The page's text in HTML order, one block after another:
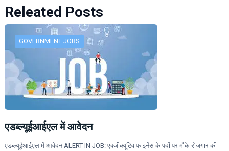
Releated Posts
GOVERNMENT JOBS
एडब्ल्यूईआईएल में आवेदन
एडब्ल्यूईआईएल में आवेदन ALERT IN JOB: एक्जीक्यूटिव फाइनेंस के पदों पर मौके रोजगार की